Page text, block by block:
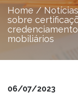
Home/Notícias
sobre
mobiliários
06/07/2023